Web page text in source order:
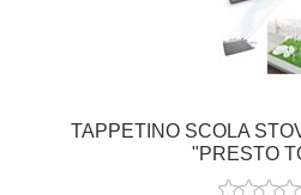
TAPPETINO SCOLA
"PRESTO